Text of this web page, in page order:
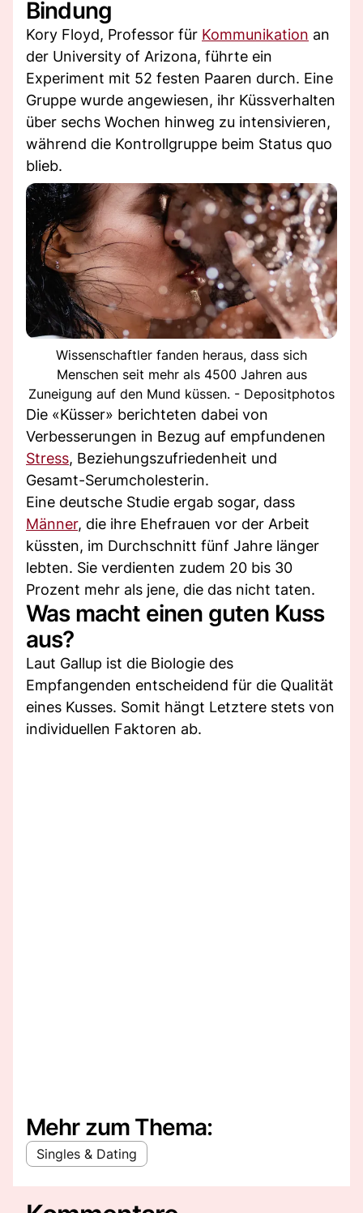
Bindung
Kory Floyd, Professor für Kommunikation an
der University of Arizona, führte ein
Experiment mit 52 festen Paaren durch. Eine
Gruppe wurde angewiesen, ihr Küssverhalten
über sechs Wochen hinweg zu intensivieren,
während die Kontrollgruppe beim Status quo
blieb.
Wissenschaftler fanden heraus, dass sich
Menschen seit mehr als 4500 Jahren aus
Zuneigung auf den Mund küssen. - Depositphotos
Die «Küsser» berichteten dabei von
Verbesserungen in Bezug auf empfundenen
Stress, Beziehungszufriedenheit und
Gesamt-Serumcholesterin.
Eine deutsche Studie ergab sogar, dass
Männer, die ihre Ehefrauen vor der Arbeit
küssten, im Durchschnitt fünf Jahre länger
lebten. Sie verdienten zudem 20 bis 30
Prozent mehr als jene, die das nicht taten.
Was macht einen guten Kuss
aus?
Laut Gallup ist die Biologie des
Empfangenden entscheidend für die Qualität
eines Kusses. Somit hängt Letztere stets von
individuellen Faktoren ab.
Mehr zum Thema:
Singles & Dating